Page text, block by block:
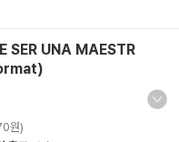
SER UNA MAESTR
원)